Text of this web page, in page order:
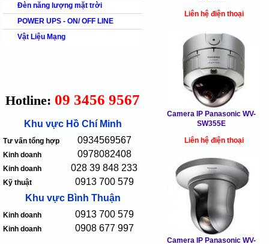
Đèn năng lượng mặt trời
POWER UPS - ON/ OFF LINE
Vật Liệu Mạng
Hotline: 09 3456 9567
Khu vực Hồ Chí Minh
Tư vấn tổng hợp 0934569567
Kinh doanh 0978082408
Kinh doanh 028 39 848 233
Kỹ thuật
0913 700 579
Khu vực Bình Thuận
Kinh doanh 0913 700 579
Kinh doanh 0908 677 997
Liên hệ điện thoại
Camera IP Panasonic WV-
SW355E
Liên hệ điện thoại
Camera IP Panasonic WV-